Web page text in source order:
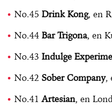
No.45 Drink Kong, en
No.44 Bar Trigona, en
No.43 Indulge
No.42 Sober Company,
No.41Artesian, en